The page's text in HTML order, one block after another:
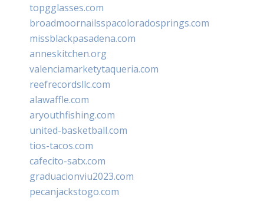
topgglasses.com
broadmoornailsspacoloradosprings.com
missblackpasadena.com
anneskitchen.org
valenciamarketytaqueria.com
reefrecordsllc.com
alawaffle.com
aryouthfishing.com
united-basketball.com
tios-tacos.com
cafecito-satx.com
graduacionviu2023.com
pecanjackstogo.com